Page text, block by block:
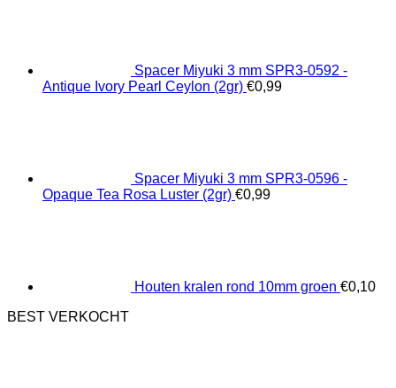
Spacer Miyuki 3 mm SPR3-0592 -
Antique Ivory Pearl Ceylon (2gr) €0,99
Spacer Miyuki 3 mm SPR3-0596 -
Opaque Tea Rosa Luster (2gr) €0,99
Houten kralen rond 10mm groen €0,10
BEST VERKOCHT